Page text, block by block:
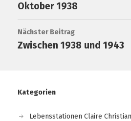
Oktober 1938
Nächster Beitrag
Zwischen 1938 und 1943
Kategorien
Lebensstationen Claire